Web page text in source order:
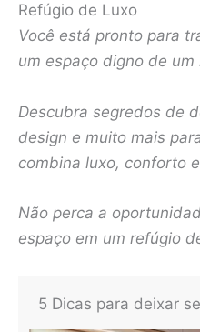
Refúgio de Luxo
Você está pronto para
um espaço digno de
Descubra segredos de
design e muito mais
combina luxo, conforto
Não perca a
espaço em um refúgio
5 Dicas para deixar